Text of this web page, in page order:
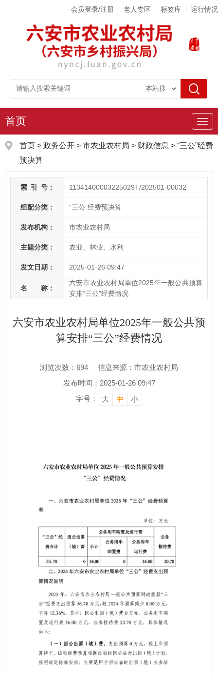
会员登录/注册 老人专区 标签库 运行情况
导
航
首页
首页 > 政务公开 > 市农业农村局 > 财政信息 > “三公”经费
预决算
索 引 号： 11341400003225029T/202501-00032
组配分类： “三公”经费预决算
发布机构： 市农业农村局
主题分类： 农业、林业、水利
发文日期： 2025-01-26 09:47
名 称：
六安市农业农村局单位2025年一般公共预算
安排“三公”经费情况
六安市农业农村局单位2025年一般公共预
算安排“三公”经费情况
浏览次数： 694
信息来源：市农业农村局
发布时间：2025-01-26 09:47
字号：
大 中 小